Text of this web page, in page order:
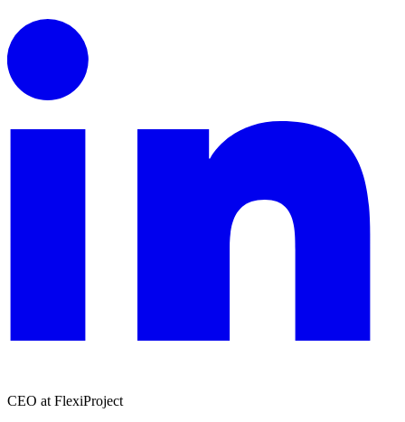
CEO at FlexiProject